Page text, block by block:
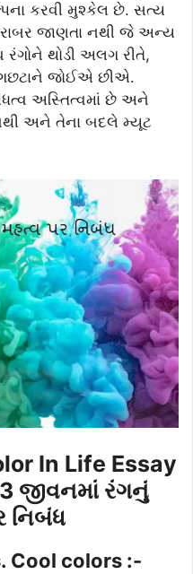
કરવી મુશ્કેલ છે. સત્ય
જાણતા નથી જે અન્ય
થોડી અલગ રીતે,
જોઈએ છીએ.
અસ્તિત્વમાં છે અને
અને તેના બદલે મ્યૂટ
In Life Essay
જીવનમાં રંગનું
નિબંધ
Cool colors :-